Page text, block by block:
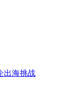
出海挑战